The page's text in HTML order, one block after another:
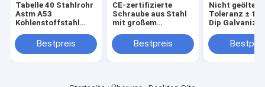
Tabelle 40 Stahlrohr
Astm A53
Kohlenstoffstahl
RundformBestpreis
CE-zertifizierte
Schraube aus Stahl
mit großem
Bestpreis
Nicht geölte
Toleranz ± 1%
Dip
Steel Tube
geölte oder